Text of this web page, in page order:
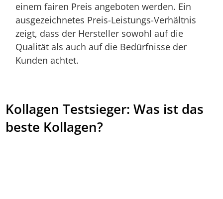
einem fairen Preis angeboten werden. Ein
ausgezeichnetes Preis-Leistungs-Verhältnis
zeigt, dass der Hersteller sowohl auf die
Qualität als auch auf die Bedürfnisse der
Kunden achtet.
Kollagen Testsieger: Was ist das
beste Kollagen?